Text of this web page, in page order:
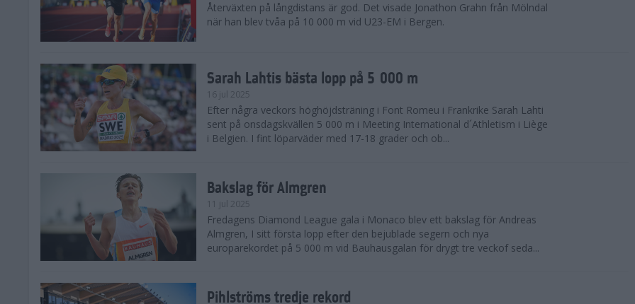
Återväxten på långdistans är god. Det visade Jonathon Grahn från Mölndal
när han blev tvåa på 10 000 m vid U23-EM i Bergen.
Sarah Lahtis bästa lopp på 5 000 m
16 jul 2025
Efter några veckors höghöjdsträning i Font Romeu i Frankrike Sarah Lahti
sent på onsdagskvällen 5 000 m i Meeting International d´Athletism i Liège
i Belgien. I fint löparväder med 17-18 grader och ob...
Bakslag för Almgren
11 jul 2025
Fredagens Diamond League gala i Monaco blev ett bakslag för Andreas
Almgren, I sitt första lopp efter den bejublade segern och nya
europarekordet på 5 000 m vid Bauhausgalan för drygt tre veckof seda...
Pihlströms tredje rekord